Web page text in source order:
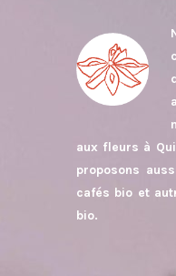
aux fleurs à
proposons
cafés bio et
bio.